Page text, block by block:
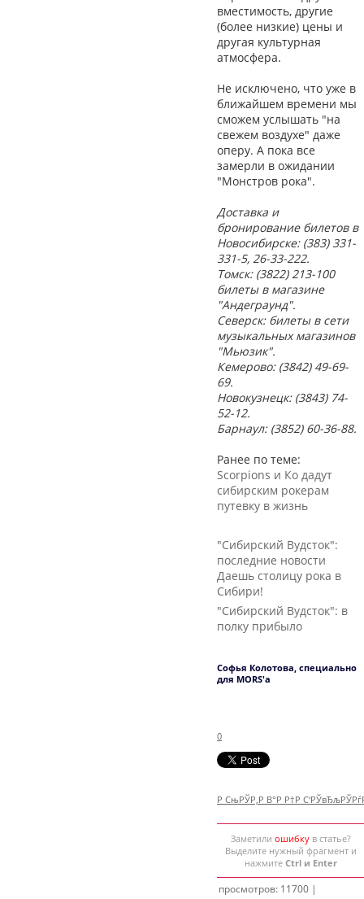
вместимость, другие
(более низкие) цены и
другая культурная
атмосфера.
Не исключено, что уже в
ближайшем времени мы
сможем услышать "на
свежем воздухе" даже
оперу. А пока все
замерли в ожидании
"Монстров рока".
Доставка и
бронирование билетов в
Новосибирске: (383) 331-
331-5, 26-33-222.
Томск: (3822) 213-100
билеты в магазине
"Андеграунд".
Северск: билеты в сети
музыкальных магазинов
"Мьюзик".
Кемерово: (3842) 49-69-
69.
Новокузнецк: (3843) 74-
52-12.
Барнаул: (3852) 60-36-88.
Ранее по теме:
Scorpions и Ко дадут
сибирским рокерам
путевку в жизнь
"Сибирский Вудсток":
последние новости
Даешь столицу рока в
Сибири!
"Сибирский Вудсток": в
полку прибыло
Софья Колотова, специально
для MORS'a
0
Р СњРЎР‚Р В°Р Р†Р
Заметили ошибкув статье?
Выделите нужный фрагмент и
нажмите Ctrl и Enter
просмотров: 11700 |